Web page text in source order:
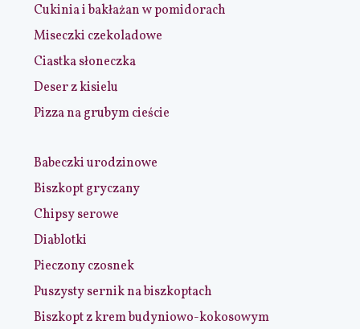
Cukinia i bakłażan w pomidorach
Miseczki czekoladowe
Ciastka słoneczka
Deser z kisielu
Pizza na grubym cieście
Babeczki urodzinowe
Biszkopt gryczany
Chipsy serowe
Diablotki
Pieczony czosnek
Puszysty sernik na biszkoptach
Biszkopt z krem budyniowo-kokosowym